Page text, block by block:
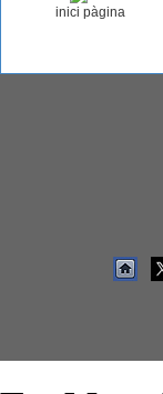
inici pàgina